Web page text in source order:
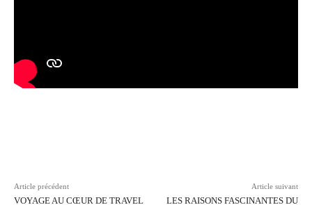
Article précédent
VOYAGE AU CŒUR DE TRAVEL
Article suivant
LES RAISONS FASCINANTES DU